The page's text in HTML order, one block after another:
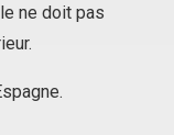
ne doit pas